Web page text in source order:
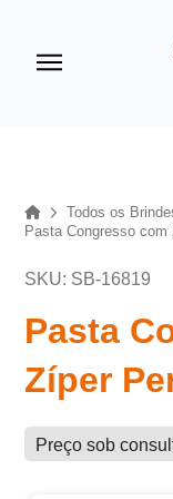
HomeTodos os
Pasta Congresso
SKU: SB-16819
Pasta
Zíper
Preço sob